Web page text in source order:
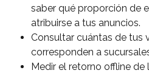
saber qué proporción de
atribuirse a tus anuncios.
Consultar cuántas de tus
corresponden a
Medir el retorno offline de